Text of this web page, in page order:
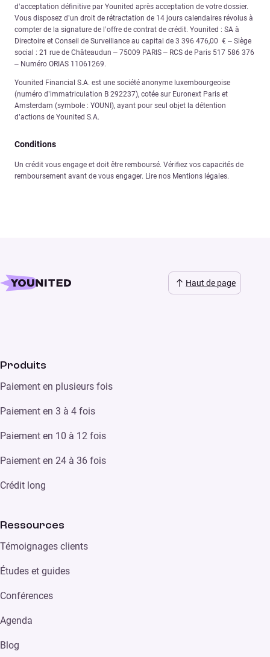
d’acceptation définitive par Younited après acceptation de votre dossier.
Vous disposez d’un droit de rétractation de 14 jours calendaires révolus à
compter de la signature de l’offre de contrat de crédit. Younited : SA à
Directoire et Conseil de Surveillance au capital de 3 396 476,00 € – Siège
social : 21 rue de Châteaudun – 75009 PARIS – RCS de Paris 517 586 376
– Numéro ORIAS 11061269.
Younited Financial S.A. est une société anonyme luxembourgeoise
(numéro d’immatriculation B 292237), cotée sur Euronext Paris et
Amsterdam (symbole : YOUNI), ayant pour seul objet la détention
d’actions de Younited S.A.
Conditions
Un crédit vous engage et doit être remboursé. Vérifiez vos capacités de
remboursement avant de vous engager. Lire nos Mentions légales.
Haut de page
Produits
Paiement en plusieurs fois
Paiement en 3 à 4 fois
Paiement en 10 à 12 fois
Paiement en 24 à 36 fois
Crédit long
Ressources
Témoignages clients
Études et guides
Conférences
Agenda
Blog